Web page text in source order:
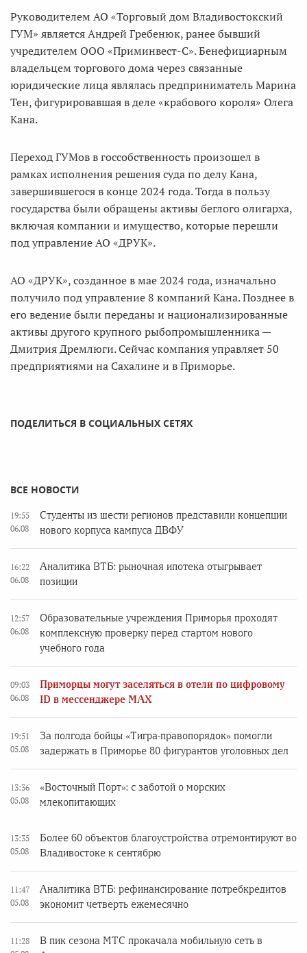
Руководителем АО «Торговый дом Владивостокский
ГУМ» является Андрей Гребенюк, ранее бывший
учредителем ООО «Приминвест-С». Бенефициарным
владельцем торгового дома через связанные
юридические лица являлась предприниматель Марина
Тен, фигурировавшая в деле «крабового короля» Олега
Кана.
Переход ГУМов в госсобственность произошел в
рамках исполнения решения суда по делу Кана,
завершившегося в конце 2024 года. Тогда в пользу
государства были обращены активы беглого олигарха,
включая компании и имущество, которые перешли
под управление АО «ДРУК».
АО «ДРУК», созданное в мае 2024 года, изначально
получило под управление 8 компаний Кана. Позднее в
его ведение были переданы и национализированные
активы другого крупного рыбопромышленника —
Дмитрия Дремлюги. Сейчас компания управляет 50
предприятиями на Сахалине и в Приморье.
ПОДЕЛИТЬСЯ В СОЦИАЛЬНЫХ СЕТЯХ
ВСЕ НОВОСТИ
19:55
06.08
Студенты из шести регионов представили концепции
нового корпуса кампуса ДВФУ
16:22
06.08
Аналитика ВТБ: рыночная ипотека отыгрывает
позиции
12:57
06.08
Образовательные учреждения Приморья проходят
комплексную проверку перед стартом нового
учебного года
09:03
06.08
Приморцы могут заселяться в отели по цифровому
ID в мессенджере MAX
19:51
05.08
За полгода бойцы «Тигра-правопорядок» помогли
задержать в Приморье 80 фигурантов уголовных дел
13:36
05.08
«Восточный Порт»: с заботой о морских
млекопитающих
13:35
05.08
Более 60 объектов благоустройства отремонтируют во
Владивостоке к сентябрю
11:47
05.08
Аналитика ВТБ: рефинансирование потребкредитов
экономит четверть ежемесячно
11:28
В пик сезона МТС прокачала мобильную сеть в